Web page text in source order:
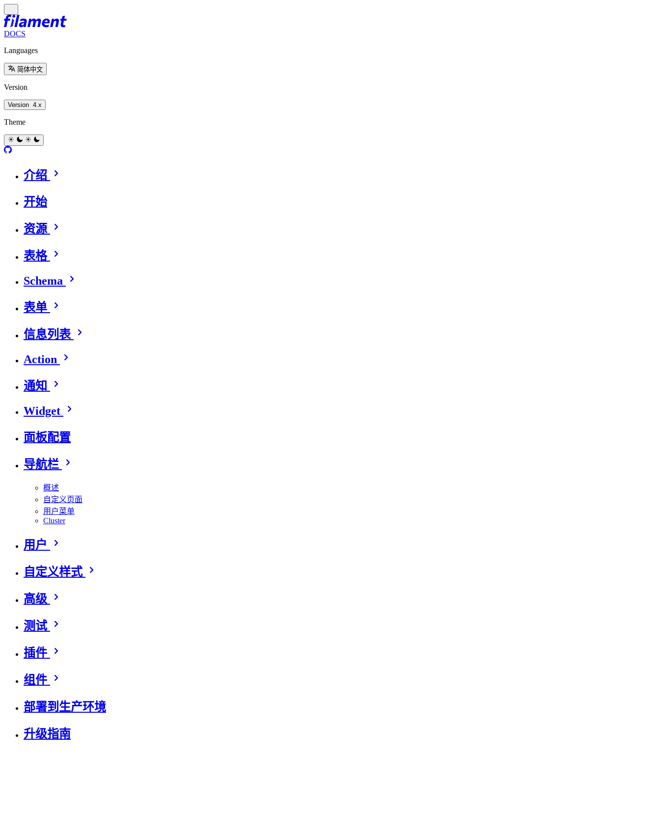
DOCS
Languages
简体中文
Version
Version 4.x
Theme
介绍
开始
资源
表格
Schema
表单
信息列表
Action
通知
Widget
面板配置
导航栏
概述
自定义页面
用户菜单
Cluster
用户
自定义样式
高级
测试
插件
组件
部署到生产环境
升级指南